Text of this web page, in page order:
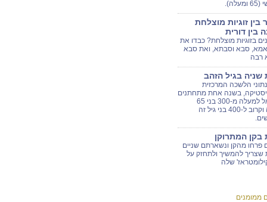
בין זוגיות מוצלחת
בין דורית
בזוגיות מוצלחת? כבדו את
סבא וסבתא, ואת סבא
רבה
שניה בגיל הזהב
הלשכה המרכזית
בשנה אחת מתחתנים
בישראל למעלה מ-300 בני 65
ומעלה וקרוב ל-400 בני גיל זה
בקן המתרוקן
פרחו מהקן ונשארתם שניים
שצריך להמשיך ולתחזק על
שלה
ממומנים